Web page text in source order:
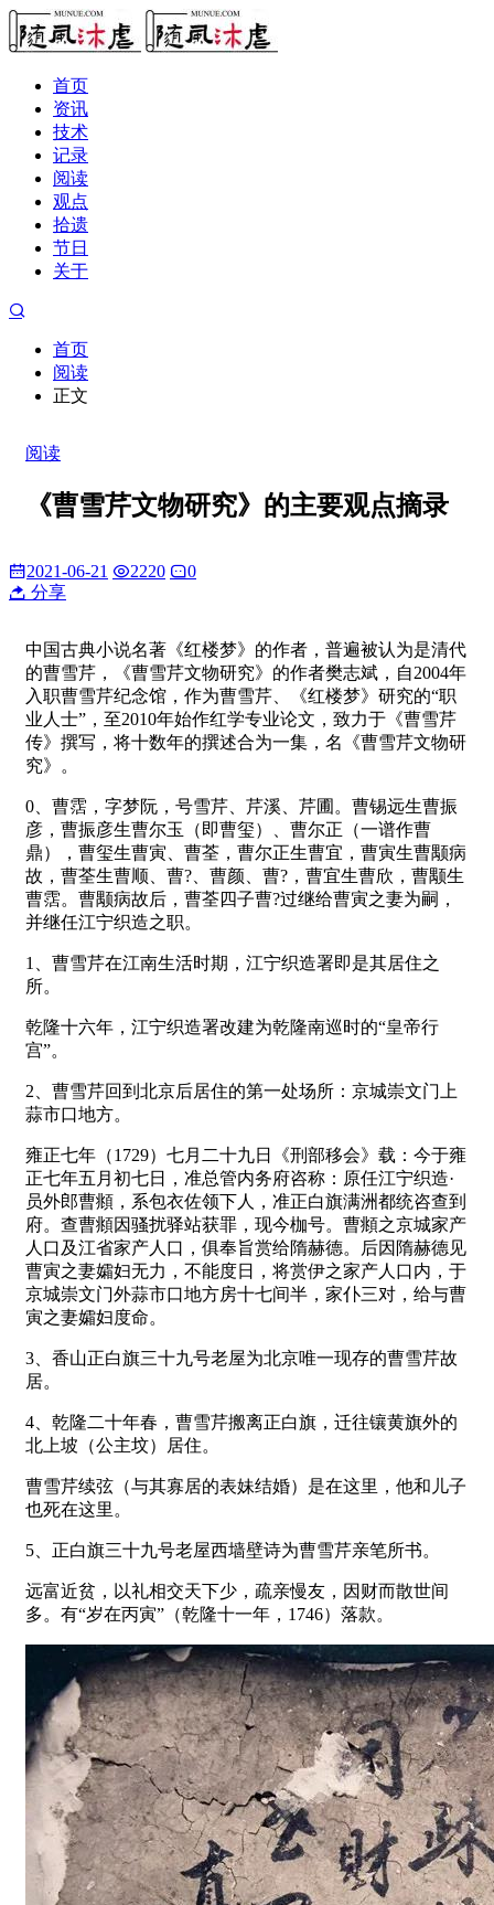
首页
资讯
技术
记录
阅读
观点
拾遗
节日
关于
首页
阅读
正文
阅读
《曹雪芹文物研究》的主要观点摘录
2021-06-21 2220
0
分享
中国古典小说名著《红楼梦》的作者，普遍被认为是清代
的曹雪芹，《曹雪芹文物研究》的作者樊志斌，自2004年
入职曹雪芹纪念馆，作为曹雪芹、《红楼梦》研究的“职
业人士”，至2010年始作红学专业论文，致力于《曹雪芹
传》撰写，将十数年的撰述合为一集，名《曹雪芹文物研
究》。
0、曹霑，字梦阮，号雪芹、芹溪、芹圃。曹锡远生曹振
彦，曹振彦生曹尔玉（即曹玺）、曹尔正（一谱作曹
鼎），曹玺生曹寅、曹荃，曹尔正生曹宜，曹寅生曹颙病
故，曹荃生曹顺、曹?、曹颜、曹?，曹宜生曹欣，曹颙生
曹霑。曹颙病故后，曹荃四子曹?过继给曹寅之妻为嗣，
并继任江宁织造之职。
1、曹雪芹在江南生活时期，江宁织造署即是其居住之
所。
乾隆十六年，江宁织造署改建为乾隆南巡时的“皇帝行
宫”。
2、曹雪芹回到北京后居住的第一处场所：京城崇文门上
蒜市口地方。
雍正七年（1729）七月二十九日《刑部移会》载：今于雍
正七年五月初七日，准总管内务府咨称：原任江宁织造·
员外郎曹頫，系包衣佐领下人，准正白旗满洲都统咨查到
府。查曹頫因骚扰驿站获罪，现今枷号。曹頫之京城家产
人口及江省家产人口，俱奉旨赏给隋赫德。后因隋赫德见
曹寅之妻孀妇无力，不能度日，将赏伊之家产人口内，于
京城崇文门外蒜市口地方房十七间半，家仆三对，给与曹
寅之妻孀妇度命。
3、香山正白旗三十九号老屋为北京唯一现存的曹雪芹故
居。
4、乾隆二十年春，曹雪芹搬离正白旗，迁往镶黄旗外的
北上坡（公主坟）居住。
曹雪芹续弦（与其寡居的表妹结婚）是在这里，他和儿子
也死在这里。
5、正白旗三十九号老屋西墙壁诗为曹雪芹亲笔所书。
远富近贫，以礼相交天下少，疏亲慢友，因财而散世间
多。有“岁在丙寅”（乾隆十一年，1746）落款。